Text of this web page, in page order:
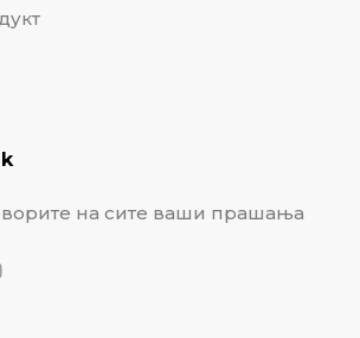
на сите ваши прашања